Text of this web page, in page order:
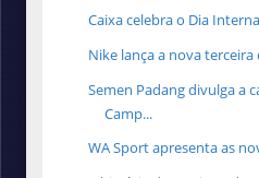
Caixa celebra o Dia
Nike lança a nova
Semen Padang divulga a
Camp...
WA Sport apresenta as